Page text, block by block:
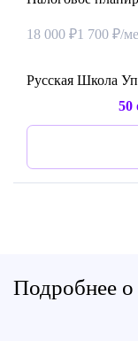
18 000 ₽1 700 ₽/
Русская Школа
50
Подробнее о